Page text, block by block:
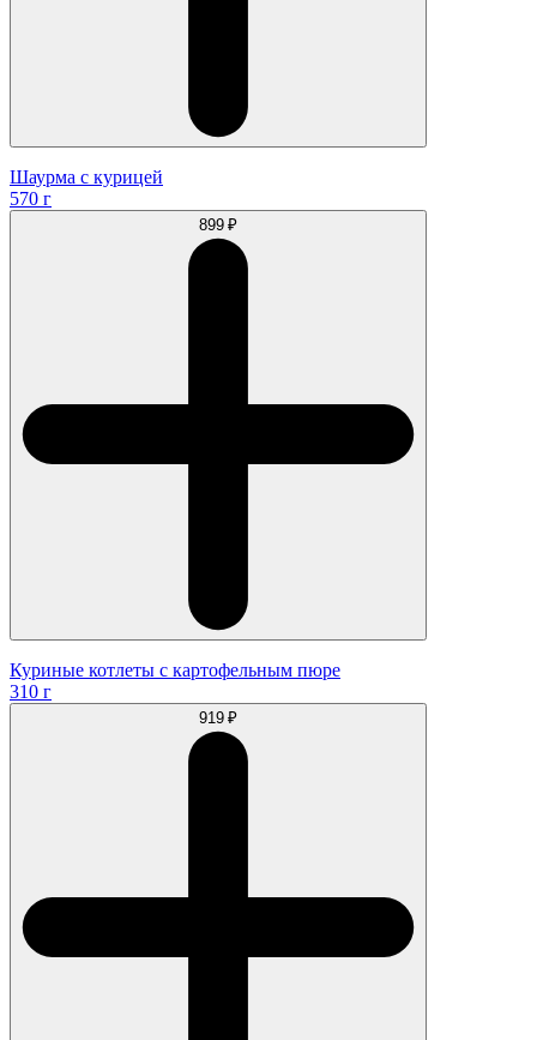
Шаурма с курицей
570 г
899 ₽
Куриные котлеты с картофельным пюре
310 г
919 ₽